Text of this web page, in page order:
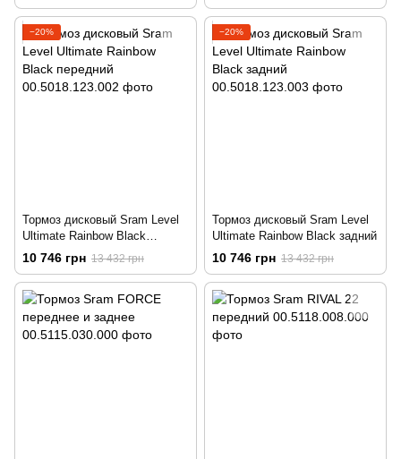
−20%
Тормоз дисковый Sram Level
Ultimate Rainbow Black
передний
10 746 грн 13 432 грн
−20%
Тормоз дисковый Sram Level
Ultimate Rainbow Black задний
10 746 грн 13 432 грн